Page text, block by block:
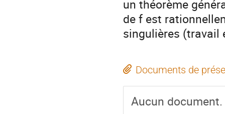
un théorème
de f est
singulières (travail
Documents de
Aucun document.